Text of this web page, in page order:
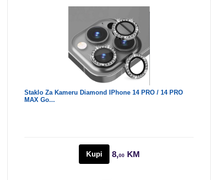
Staklo Za Kameru Diamond IPhone 14 PRO / 14 PRO
MAX Go...
Kupi 8,00KM